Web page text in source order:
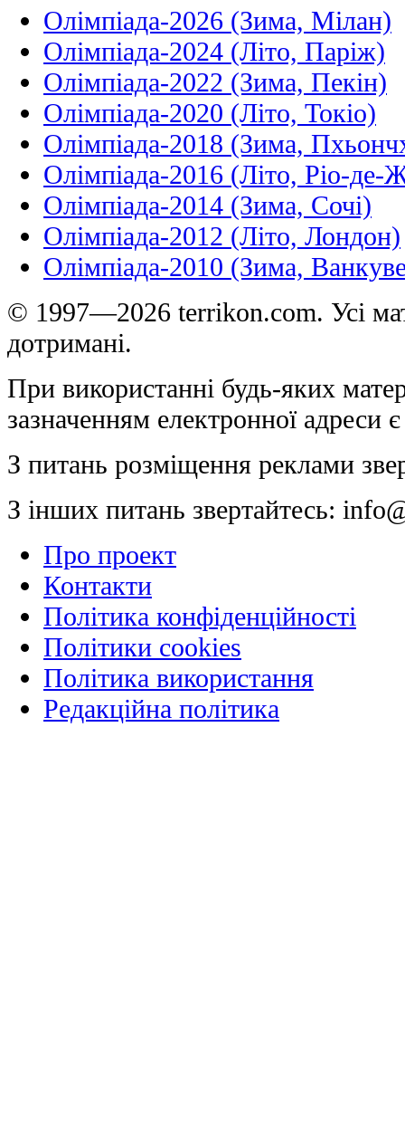
Олімпіада-2026 (Зима, Мілан)
Олімпіада-2024 (Літо, Паріж)
Олімпіада-2022 (Зима, Пекін)
Олімпіада-2020 (Літо, Токіо)
Олімпіада-2018 (Зима,
Олімпіада-2016 (Літо, Ріо-де-
Олімпіада-2014 (Зима, Сочі)
Олімпіада-2012 (Літо, Лондон)
Олімпіада-2010 (Зима,
© 1997—2026 terrikon.com. Усі
дотримані.
При використанні будь-яких
зазначенням електронної адреси
З питань розміщення реклами
З інших питань звертайтесь:
Про проект
Контакти
Політика конфіденційності
Політики cookies
Політика використання
Редакційна політика